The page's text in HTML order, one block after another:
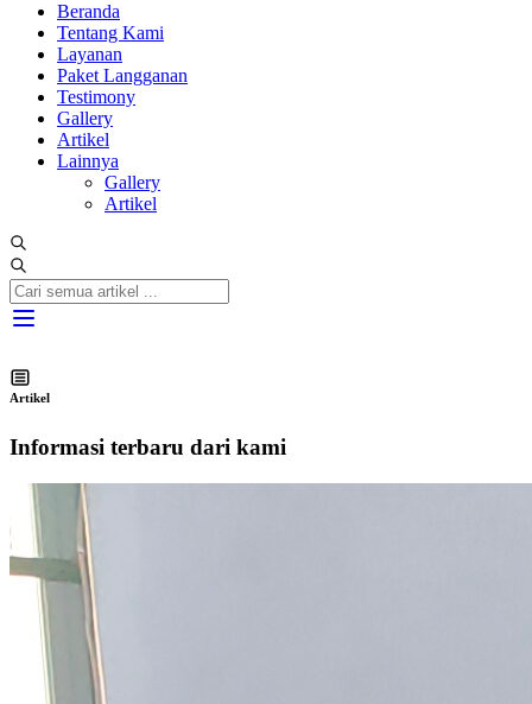
Beranda
Tentang Kami
Layanan
Paket Langganan
Testimony
Gallery
Artikel
Lainnya
Gallery
Artikel
Artikel
Informasi terbaru dari kami